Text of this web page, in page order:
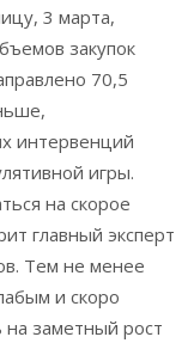
3 марта,
закупок
70,5
интервенций
игры.
на скорое
главный эксперт
Тем не менее
и скоро
на заметный рост